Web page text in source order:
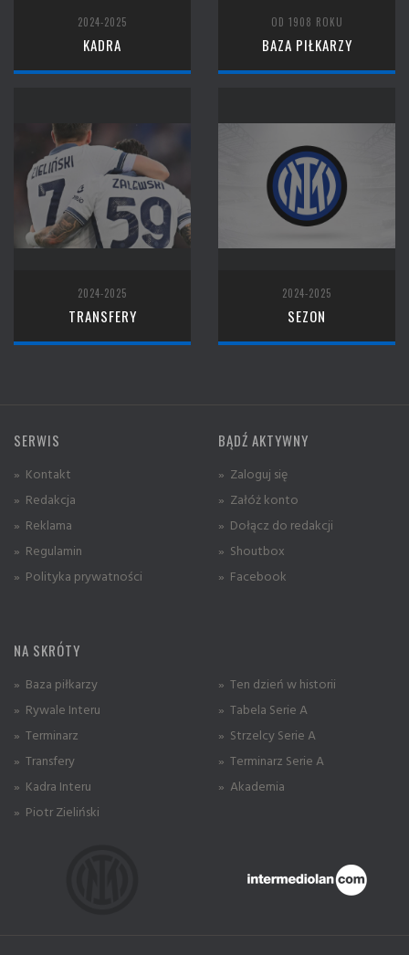
2024-2025
KADRA
OD 1908 ROKU
BAZA PIŁKARZY
2024-2025
TRANSFERY
2024-2025
SEZON
SERWIS
» Kontakt
» Redakcja
» Reklama
» Regulamin
» Polityka prywatności
BĄDŹ AKTYWNY
» Zaloguj się
» Załóż konto
» Dołącz do redakcji
» Shoutbox
» Facebook
NA SKRÓTY
» Baza piłkarzy
» Rywale Interu
» Terminarz
» Transfery
» Kadra Interu
» Piotr Zieliński
» Ten dzień w historii
» Tabela Serie A
» Strzelcy Serie A
» Terminarz Serie A
» Akademia